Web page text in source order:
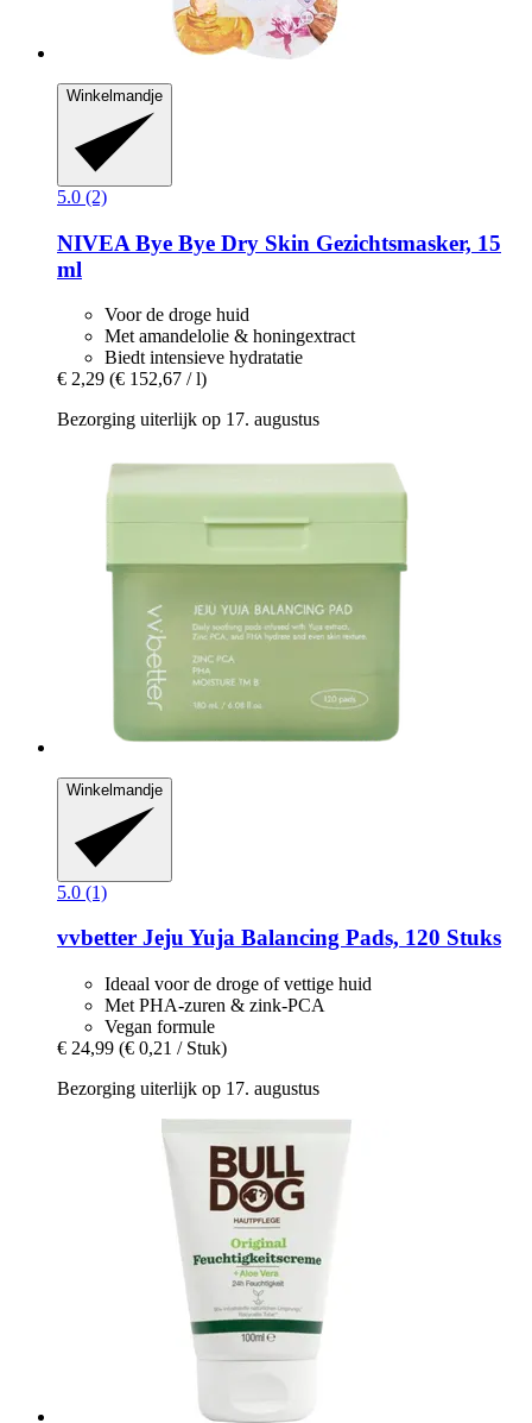
Winkelmandje
5.0 (2)
NIVEA Bye Bye Dry Skin Gezichtsmasker, 15
ml
Voor de droge huid
Met amandelolie & honingextract
Biedt intensieve hydratatie
€ 2,29 (€ 152,67 / l)
Bezorging uiterlijk op 17. augustus
Winkelmandje
5.0 (1)
vvbetter Jeju Yuja Balancing Pads, 120 Stuks
Ideaal voor de droge of vettige huid
Met PHA-zuren & zink-PCA
Vegan formule
€ 24,99 (€ 0,21 / Stuk)
Bezorging uiterlijk op 17. augustus